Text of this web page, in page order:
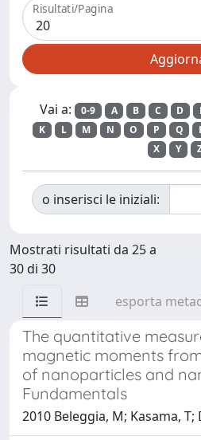
Risultati/Pagina
Vai a: 0-9 A B C D
K
L M N O P Q
X
Y
o inserisci le iniziali:
Mostrati risultati da 25 a
30 di 30
esporta
The quantitative
magnetic moments
of nanoparticles and
Fundamentals
2010 Beleggia, M; Kasama,